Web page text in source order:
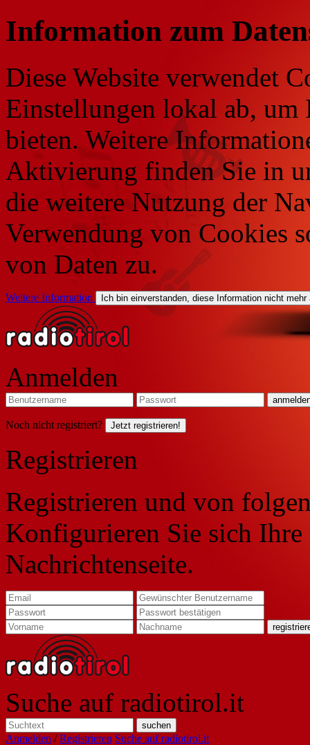
Information zum
Diese Website verwendet
Einstellungen lokal ab, um
bieten. Weitere
Aktivierung finden Sie in
die weitere Nutzung der
Verwendung von Cookies
von Daten zu.
Weitere Information Ich bin einverstanden, diese Information nicht mehr
Anmelden
Noch nicht registriert? Jetzt registrieren!
Registrieren
Registrieren und von
Konfigurieren Sie sich
Nachrichtenseite.
Suche auf radiotirol.it
Anmelden /Registrieren Suche auf radiotirol.it